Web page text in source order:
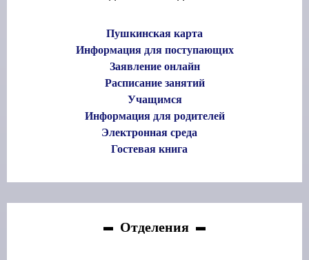
Пушкинская карта
Информация для поступающих
Заявление онлайн
Расписание занятий
Учащимся
Информация для родителей
Электронная среда
Гостевая книга
Отделения